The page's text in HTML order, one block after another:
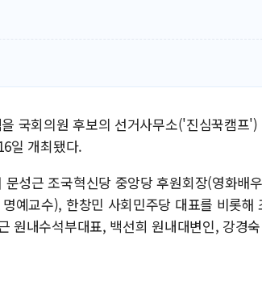
한미그
국회의원 후보의 선거사무소('진심꾹캠프')
일 개최됐다.
성근 조국혁신당 중앙당 후원회장(영화배
예교수), 한창민 사회민주당 대표를 비롯해
원내수석부대표, 백선희 원내대변인, 강경